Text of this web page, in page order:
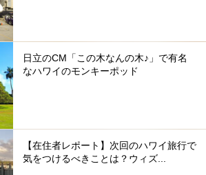
日立のCM「この木なんの木♪」で有名
なハワイのモンキーポッド
【在住者レポート】次回のハワイ旅行で
気をつけるべきことは？ウィズ...